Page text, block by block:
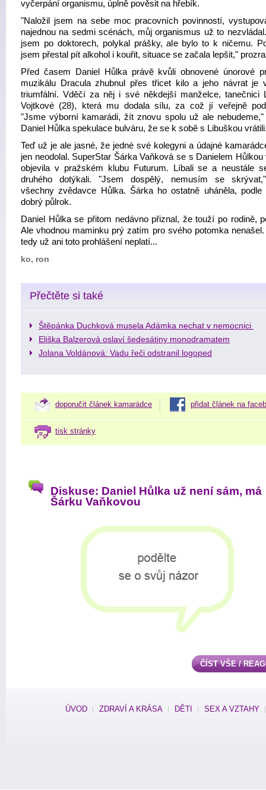
vyčerpání organismu, úplně pověsit na hřebík.
"Naložil jsem na sebe moc pracovních povinností,
najednou na sedmi scénách, můj organismus už to
jsem po doktorech, polykal prášky, ale bylo to k ničemu.
jsem přestal pít alkohol i kouřit, situace se začala lepšit,"
Před časem Daniel Hůlka právě kvůli obnovené únorové
muzikálu Dracula zhubnul přes třicet kilo a jeho návrat je
triumfální. Vděčí za něj i své někdejší manželce, tanečnici
Vojtkové (28), která mu dodala sílu, za což jí veřejně
"Jsme výborní kamarádi, žít znovu spolu už ale nebudeme,"
Daniel Hůlka spekulace bulváru, že se k sobě s Libuškou
Teď už je ale jasné, že jedné své kolegyni a údajné
jen neodolal. SuperStar Šárka Vaňková se s Danielem Hůlkou
objevila v pražském klubu Futurum. Líbali se a neustále
druhého dotýkali. "Jsem dospělý, nemusím se
všechny zvědavce Hůlka. Šárka ho ostatně uháněla, podle
dobrý půlrok.
Daniel Hůlka se přitom nedávno přiznal, že touží po rodině,
Ale vhodnou maminku prý zatím pro svého potomka
tedy už ani toto prohlášení neplatí...
ko, ron
Přečtěte si také
Štěpánka Duchková musela Adámka nechat v nemocnici
Eliška Balzerová oslaví šedesátiny monodramatem
Jolana Voldánová: Vadu řeči odstranil logoped
doporučit článek kamarádce přidat článek na
tisk stránky
Diskuse: Daniel Hůlka už není sám, má
Šárku Vaňkovou
ČÍST VŠE /
ÚVOD ZDRAVÍ A KRÁSA DĚTI SEX A VZTAHY